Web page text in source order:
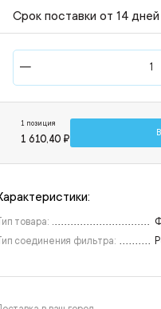
Срок поставки от 14 дней
1 позиция
1 610,40 ₽
товара:
соединения фильтра: